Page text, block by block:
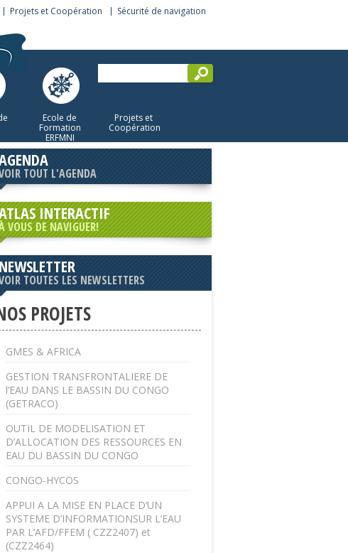
Projets et Coopération Sécurité de navigation
Ecole de
Formation
ERFMNI
Projets et
Coopération
TOUT L'AGENDA
INTERACTIF
VOUS DE NAVIGUER!
NEWSLETTER
TOUTES LES NEWSLETTERS
PROJETS
GMES & AFRICA
GESTION TRANSFRONTALIERE DE
l’EAU DANS LE BASSIN DU CONGO
(GETRACO)
OUTIL DE MODELISATION ET
D’ALLOCATION DES RESSOURCES EN
EAU DU BASSIN DU CONGO
CONGO-HYCOS
APPUI A LA MISE EN PLACE D’UN
SYSTEME D’INFORMATIONSUR L’EAU
PAR L’AFD/FFEM ( CZZ2407) et
(CZZ2464)